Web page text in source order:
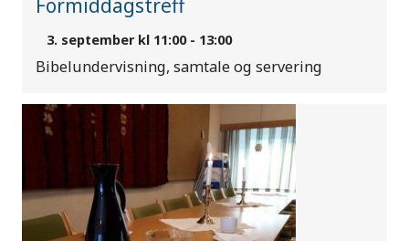
Formiddagstreff
3. september kl 11:00- 13:00
Bibelundervisning, samtale og servering